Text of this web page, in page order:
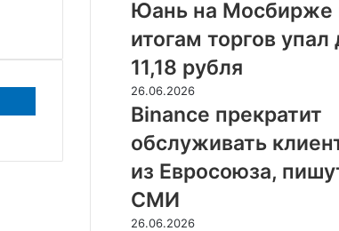
на
рублей
на
Мосбирже
по
итогам
торгов
упал
до
11,18
рубля
Юань на Мосбирже
итогам торгов упал
11,18 рубля
Binance
прекратит
обслуживать
клиентов
из
Евросоюза,
пишут
СМИ
26.06.2026
Binance прекратит
обслуживать
из Евросоюза,
СМИ
Внебиржевой
26.06.2026